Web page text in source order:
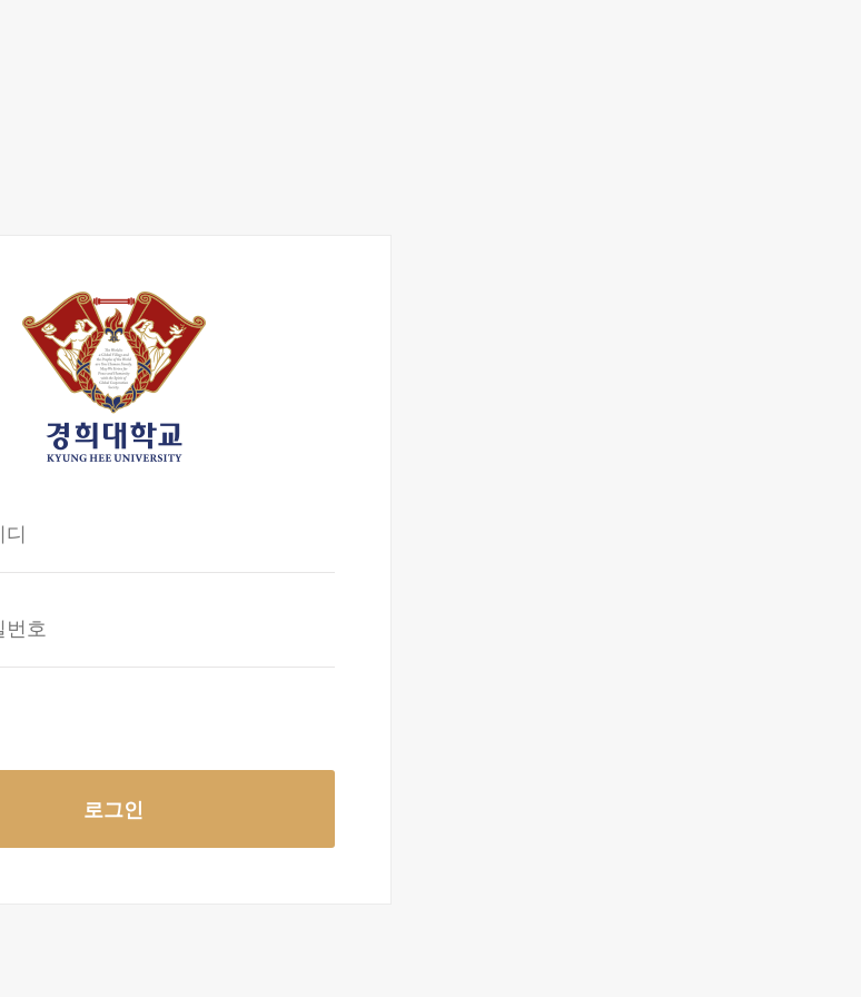
로그인